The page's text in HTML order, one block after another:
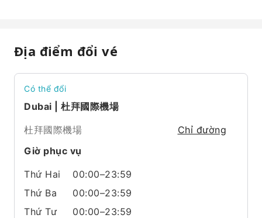
Địa điểm đổi vé
Có thể đổi
Dubai | 杜拜國際機場
杜拜國際機場
Chỉ đường
Giờ phục vụ
Thứ Hai
00:00–23:59
Thứ Ba
00:00–23:59
Thứ Tư
00:00–23:59